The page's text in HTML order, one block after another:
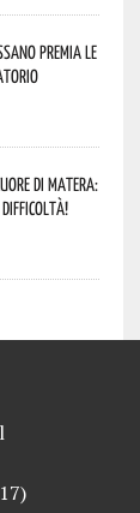
premia le
di Matera:
difficoltà!